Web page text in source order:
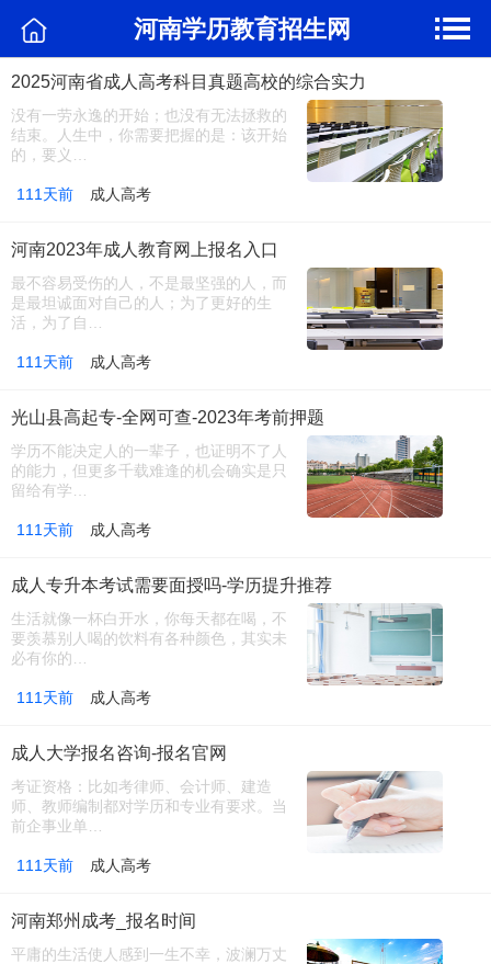
河南学历教育招生网
2025河南省成人高考科目真题高校的综合实力
没有一劳永逸的开始；也没有无法拯救的
结束。人生中，你需要把握的是：该开始
的，要义…
111天前 成人高考
河南2023年成人教育网上报名入口
最不容易受伤的人，不是最坚强的人，而
是最坦诚面对自己的人；为了更好的生
活，为了自…
111天前 成人高考
光山县高起专-全网可查-2023年考前押题
学历不能决定人的一辈子，也证明不了人
的能力，但更多千载难逢的机会确实是只
留给有学…
111天前 成人高考
成人专升本考试需要面授吗-学历提升推荐
生活就像一杯白开水，你每天都在喝，不
要羡慕别人喝的饮料有各种颜色，其实未
必有你的…
111天前 成人高考
成人大学报名咨询-报名官网
考证资格：比如考律师、会计师、建造
师、教师编制都对学历和专业有要求。当
前企事业单…
111天前 成人高考
河南郑州成考_报名时间
平庸的生活使人感到一生不幸，波澜万丈